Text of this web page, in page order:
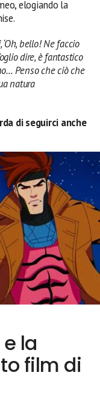
elogiando la
bello! Ne faccio
dire, è fantastico
Penso che ciò che
natura
di seguirci anche
la
film di